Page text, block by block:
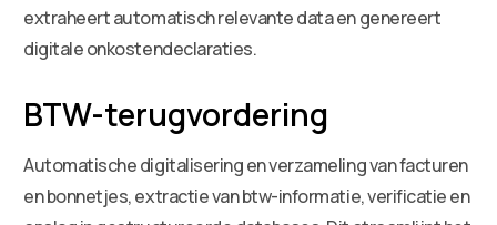
extraheert automatisch relevante data en genereert
digitale onkostendeclaraties.
BTW-terugvordering
Automatische digitalisering en verzameling van facturen
en bonnetjes, extractie van btw-informatie, verificatie en